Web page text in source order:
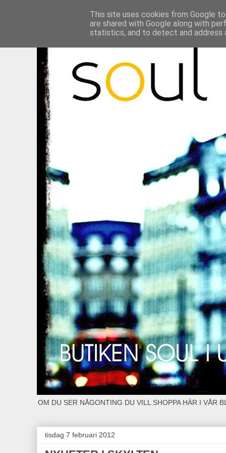
OM DU SER NÅGONTING DU VILL SHOPPA HÄR I VÅR
tisdag 7 februari 2012
This site uses cookies from Google
are shared with Google along with
statistics, and to detect and address